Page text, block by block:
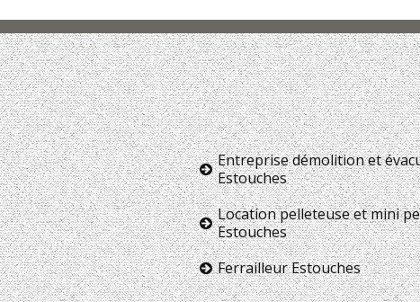
Entreprise démolition et
Estouches
Location pelleteuse et mini
Estouches
Ferrailleur Estouches